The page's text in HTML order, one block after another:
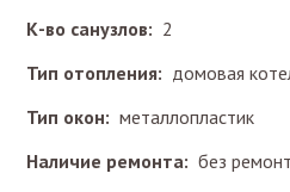
К-во санузлов: 2
Тип отопления: домовая
Тип окон: металлопластик
Наличие ремонта: без